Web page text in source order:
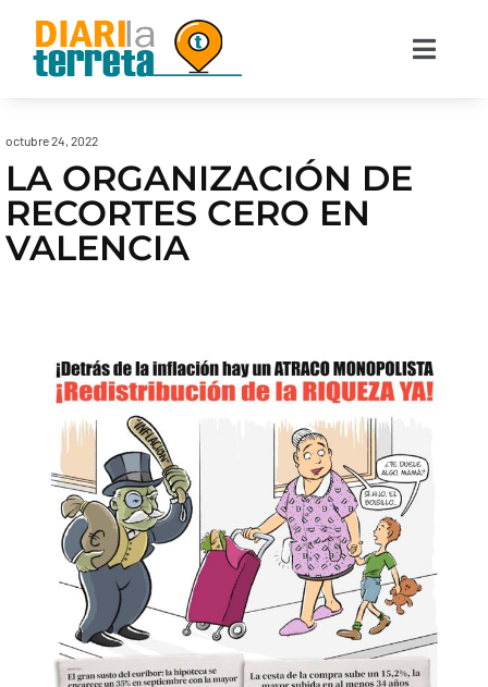
octubre 24, 2022
LA ORGANIZACIÓN DE
RECORTES CERO EN
VALENCIA